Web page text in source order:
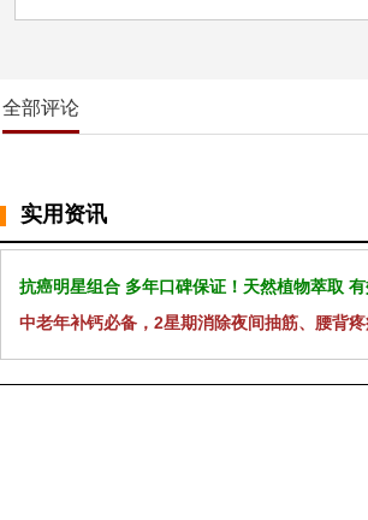
全部评论
实用资讯
抗癌明星组合 多年口碑保证！天然植物萃取
中老年补钙必备，2星期消除夜间抽筋、腰背